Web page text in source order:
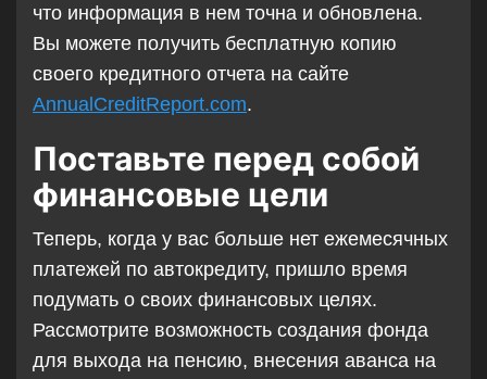
что информация в нем точна и обновлена.
Вы можете получить бесплатную копию
своего кредитного отчета на сайте
AnnualCreditReport.com.
Поставьте перед собой
финансовые цели
Теперь, когда у вас больше нет ежемесячных
платежей по автокредиту, пришло время
подумать о своих финансовых целях.
Рассмотрите возможность создания фонда
для выхода на пенсию, внесения аванса на